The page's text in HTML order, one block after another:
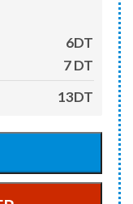
6DT
7 DT
13DT